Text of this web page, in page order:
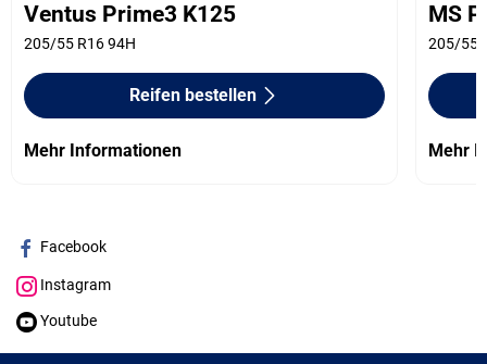
Ventus Prime3 K125
205/55 R16 94H
Reifen bestellen
Mehr Informationen
MS
205/55
Mehr
Facebook
Instagram
Youtube